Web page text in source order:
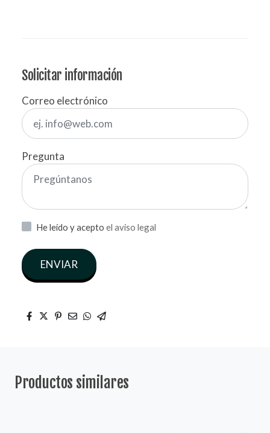
Solicitar información
Correo electrónico
Pregunta
He leído y acepto el aviso legal
ENVIAR
Productos similares